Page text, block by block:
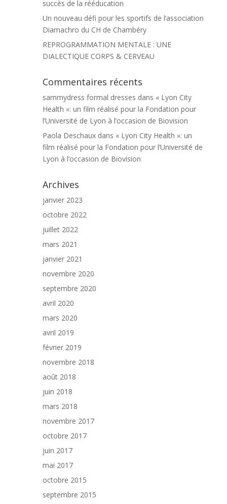
succès de la rééducation
Un nouveau défi pour les sportifs de l’association
Diamachro du CH de Chambéry
REPROGRAMMATION MENTALE : UNE
DIALECTIQUE CORPS & CERVEAU
Commentaires récents
sammydress formal dresses dans « Lyon City
Health »: un film réalisé pour la Fondation pour
l’Université de Lyon à l’occasion de Biovision
Paola Deschaux dans « Lyon City Health »: un
film réalisé pour la Fondation pour l’Université de
Lyon à l’occasion de Biovision
Archives
janvier 2023
octobre 2022
juillet 2022
mars 2021
janvier 2021
novembre 2020
septembre 2020
avril 2020
mars 2020
avril 2019
février 2019
novembre 2018
août 2018
juin 2018
mars 2018
novembre 2017
octobre 2017
juin 2017
mai 2017
octobre 2015
septembre 2015